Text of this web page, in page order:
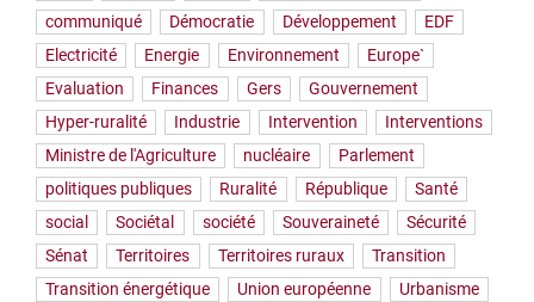
communiqué
Démocratie Développement
EDF
Electricité
Energie Environnement
Europe`
Evaluation
Finances Gers
Gouvernement
Hyper-ruralité
Industrie Intervention
Interventions
Ministre de l'Agriculture
nucléaire
Parlement
politiques publiques
Ruralité République
Santé
social
Sociétal société Souveraineté
Sécurité
Sénat
Territoires Territoires ruraux
Transition
Transition énergétique
Union européenne
Urbanisme